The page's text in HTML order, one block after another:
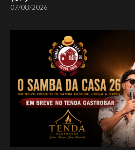
07/08/2026